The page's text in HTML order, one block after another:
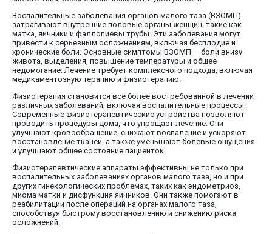
Воспалительные заболевания органов малого таза (ВЗОМП)
затрагивают внутренние половые органы женщин, такие как
матка, яичники и фаллопиевы трубы. Эти заболевания могут
привести к серьезным осложнениям, включая бесплодие и
хронические боли. Основные симптомы ВЗОМП — боли внизу
живота, выделения, повышение температуры и общее
недомогание. Лечение требует комплексного подхода, включая
медикаментозную терапию и физиотерапию.
Физиотерапия становится все более востребованной в лечении
различных заболеваний, включая воспалительные процессы.
Современные физиотерапевтические устройства позволяют
проводить процедуры дома, что упрощает лечение. Они
улучшают кровообращение, снижают воспаление и ускоряют
восстановление тканей, а также уменьшают болевые ощущения
и улучшают общее состояние пациенток.
Физиотерапевтические аппараты эффективны не только при
воспалительных заболеваниях органов малого таза, но и при
других гинекологических проблемах, таких как эндометриоз,
миома матки и дисфункция яичников. Они также помогают в
реабилитации после операций на органах малого таза,
способствуя быстрому восстановлению и снижению риска
осложнений.